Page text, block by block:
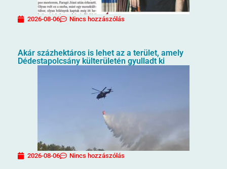
2026-08-06 Nincs hozzászólás
Akár százhektáros is lehet az a terület, amely
Dédestapolcsány külterületén gyulladt ki
2026-08-06 Nincs hozzászólás